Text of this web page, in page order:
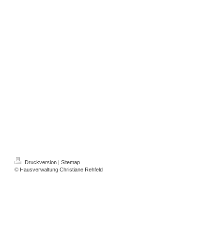
Druckversion | Sitemap
© Hausverwaltung Christiane Rehfeld